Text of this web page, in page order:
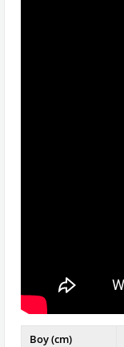
Boy (cm)